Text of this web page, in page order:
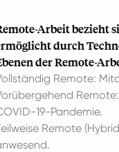
Arbeit bezieht
durch
der Remote-
Remote:
19-Pandemie.
Remote